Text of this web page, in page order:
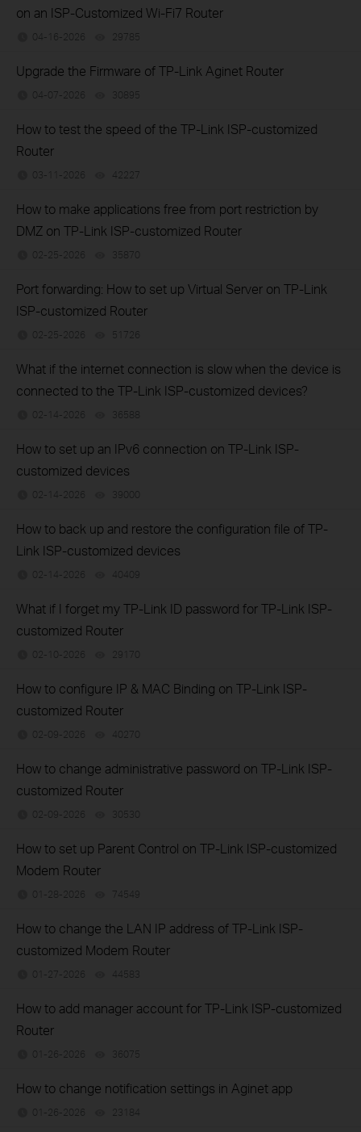
on an ISP-Customized Wi-Fi7 Router
04-16-2026 29785
Upgrade the Firmware of TP-Link Aginet Router
04-07-2026 30895
How to test the speed of the TP-Link ISP-customized
Router
03-11-2026 42227
How to make applications free from port restriction by
DMZ on TP-Link ISP-customized Router
02-25-2026 35870
Port forwarding: How to set up Virtual Server on TP-Link
ISP-customized Router
02-25-2026 51726
What if the internet connection is slow when the device is
connected to the TP-Link ISP-customized devices?
02-14-2026 36588
How to set up an IPv6 connection on TP-Link ISP-
customized devices
02-14-2026 39000
How to back up and restore the configuration file of TP-
Link ISP-customized devices
02-14-2026 40409
What if I forget my TP-Link ID password for TP-Link ISP-
customized Router
02-10-2026 29170
How to configure IP & MAC Binding on TP-Link ISP-
customized Router
02-09-2026 40270
How to change administrative password on TP-Link ISP-
customized Router
02-09-2026 30530
How to set up Parent Control on TP-Link ISP-customized
Modem Router
01-28-2026 74549
How to change the LAN IP address of TP-Link ISP-
customized Modem Router
01-27-2026 44583
How to add manager account for TP-Link ISP-customized
Router
01-26-2026 36075
How to change notification settings in Aginet app
01-26-2026 23184